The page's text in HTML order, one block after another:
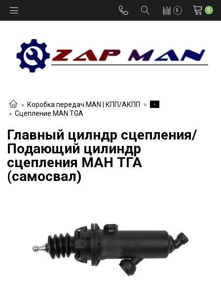
0 0
Коробка передач MAN | КПП/АКПП
-
Сцепление MAN TGA
Главный цилндр сцепления/
Подающий цилиндр
сцепления МАН ТГА
(самосвал)